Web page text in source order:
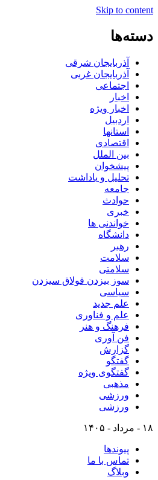
Skip to content
دسته‌ها
آذربایجان شرقی
آذربایجان غربی
اجتماعی
اخبار
اخبار ویژه
اردبیل
استانها
اقتصادی
بین الملل
پیشخوان
تحلیل و یاداشت
جامعه
حوادث
خبری
خواندنی ها
دانشگاه
رهبر
سلامت
سلامتی
سوز بیزدن قولاق سیزدن
سیاسی
علم جدید
علم و فناوری
فرهنگ و هنر
فن آوری
گزارش
گفتگو
گفتگوی ویژه
مذهبی
ورزشی
ورزشی
۱۸ - مرداد - ۱۴۰۵
پیوندها
تماس با ما
وبلاگ